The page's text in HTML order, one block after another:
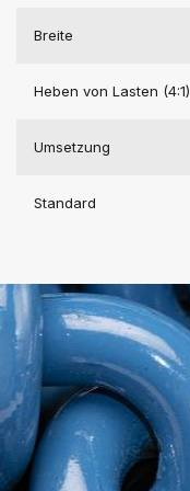
Breite
Heben von Lasten (4:1)
Umsetzung
Standard